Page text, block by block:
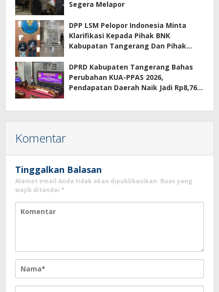
Segera Melapor
DPP LSM Pelopor Indonesia Minta
Klarifikasi Kepada Pihak BNK
Kabupatan Tangerang Dan Pihak
Terkait Sewa Kamar Per Jam
DPRD Kabupaten Tangerang Bahas
Perubahan KUA-PPAS 2026,
Pendapatan Daerah Naik Jadi Rp8,76
Komentar
Tinggalkan Balasan
Alamat email Anda tidak akan dipublikasikan. Ruas yang
wajib ditandai *